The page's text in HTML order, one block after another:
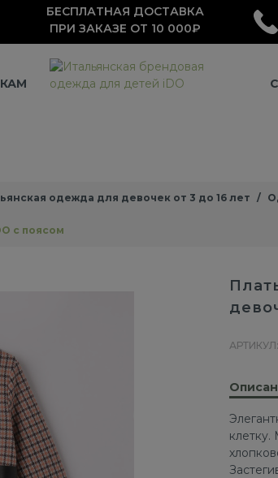
БЕСПЛАТНАЯ ДОСТАВКА
ПРИ ЗАКАЗЕ ОТ 10 000₽
одежда для девочек от 3 до 16 лет
с поясом